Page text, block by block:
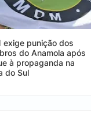
exige punição dos
do Anamola após
à propaganda na
do Sul